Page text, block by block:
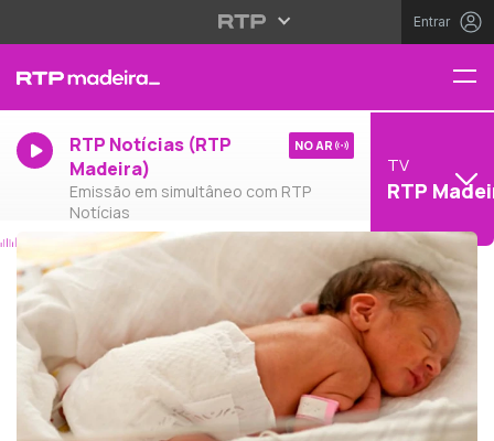
Entrar
RTP Notícias (RTP
Madeira)
Emissão em simultâneo com RTP
Notícias
NO AR
TV
RTP